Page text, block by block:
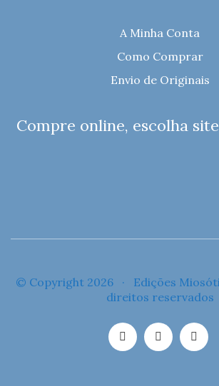
A Minha Conta
Como Comprar
Envio de Originais
Compre online, escolha
© Copyright 2026 · Edições
direitos reservados